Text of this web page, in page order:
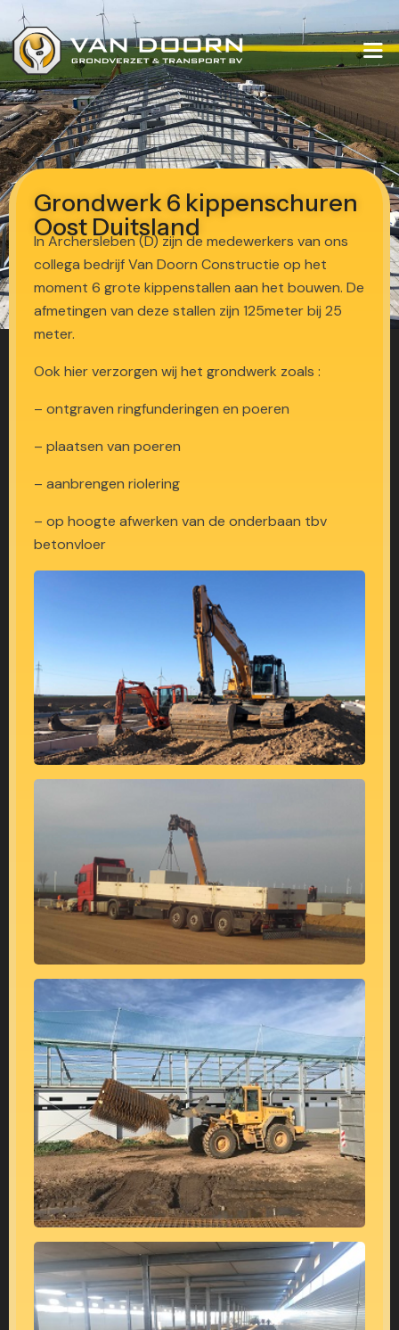
Grondwerk 6 kippenschuren
Oost Duitsland
In Archersleben (D) zijn de medewerkers van ons
collega bedrijf Van Doorn Constructie op het
moment 6 grote kippenstallen aan het bouwen. De
afmetingen van deze stallen zijn 125meter bij 25
meter.
Ook hier verzorgen wij het grondwerk zoals :
– ontgraven ringfunderingen en poeren
– plaatsen van poeren
– aanbrengen riolering
– op hoogte afwerken van de onderbaan tbv
betonvloer